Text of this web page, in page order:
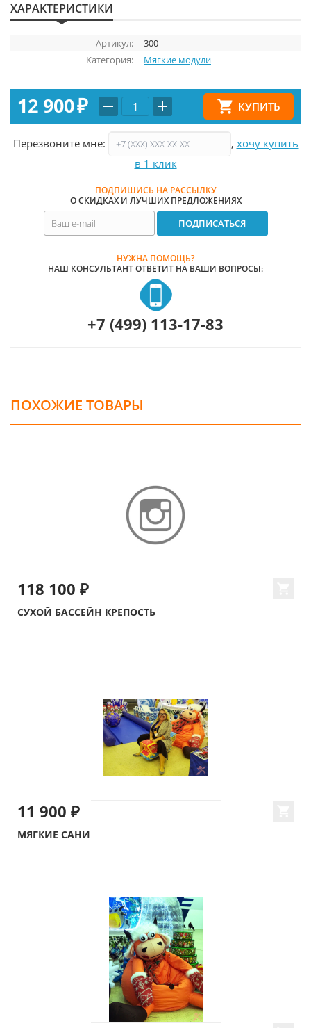
ХАРАКТЕРИСТИКИ
Артикул:
300
Категория:
Мягкие модули
12 900₽
Перезвоните мне: , хочу купить
в 1 клик
ПОДПИШИСЬ НА РАССЫЛКУ
О СКИДКАХ И ЛУЧШИХ ПРЕДЛОЖЕНИЯХ
НУЖНА ПОМОЩЬ?
НАШ КОНСУЛЬТАНТ ОТВЕТИТ НА ВАШИ ВОПРОСЫ:
+7 (499) 113-17-83
ПОХОЖИЕ ТОВАРЫ
118 100 ₽
СУХОЙ БАССЕЙН КРЕПОСТЬ
11 900 ₽
МЯГКИЕ САНИ